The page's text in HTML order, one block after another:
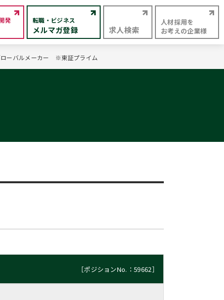
発 転職・ビジネス
メルマガ登録 求人検索
人材採用を
お考えの企業様
ーバルメーカー ※東証プライム
［ポジションNo.：59662］